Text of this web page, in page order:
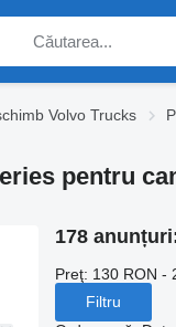
Volvo Trucks
pentru
178
Preţ: 130 RON -
Filtru